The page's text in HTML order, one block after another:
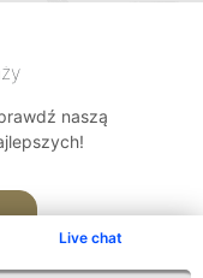
Live chat
naszą